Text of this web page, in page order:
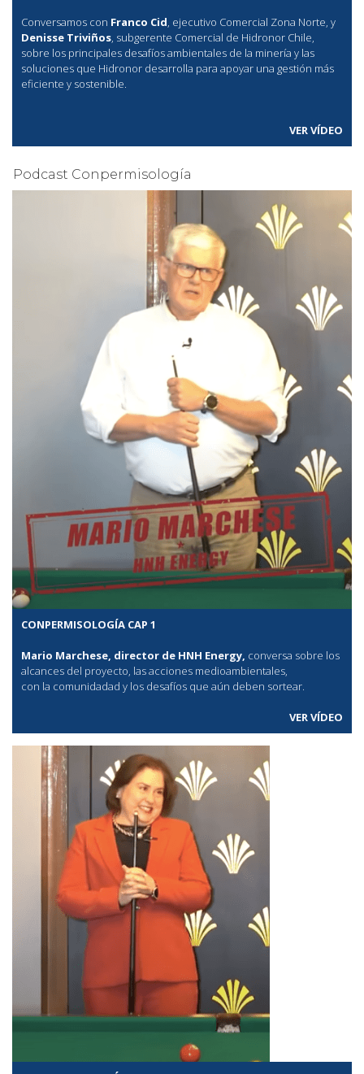
Conversamos con Franco Cid, ejecutivo Comercial Zona Norte, y
Denisse Triviños, subgerente Comercial de Hidronor Chile,
sobre los principales desafíos ambientales de la minería y las
soluciones que Hidronor desarrolla para apoyar una gestión más
eficiente y sostenible.
VER VÍDEO
Podcast Conpermisología
CONPERMISOLOGÍA CAP 1
Mario Marchese, director de HNH Energy, conversa sobre los
alcances del proyecto, las acciones medioambientales,
con la comunidadad y los desafíos que aún deben sortear.
VER VÍDEO